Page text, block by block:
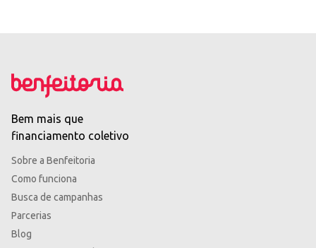
Bem mais que
financiamento coletivo
Sobre a Benfeitoria
Como funciona
Busca de campanhas
Parcerias
Blog